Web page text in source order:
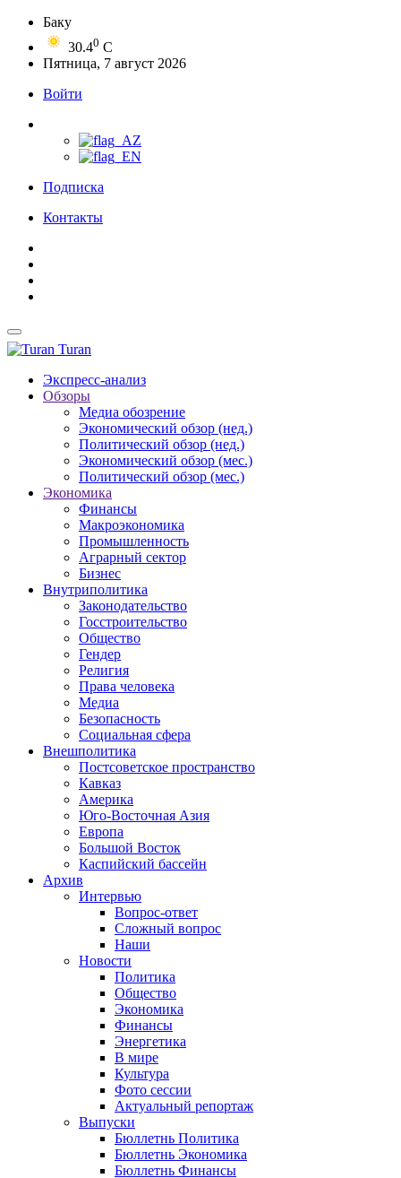
Баку
30.40 C
Пятница, 7 август 2026
Войти
Подписка
Контакты
Turan
Экспресс-анализ
Обзоры
Медиа обозрение
Экономический обзор (нед.)
Политический обзор (нед.)
Экономический обзор (мес.)
Политический обзор (мес.)
Экономика
Финансы
Макроэкономика
Промышленность
Аграрный сектор
Бизнес
Внутриполитика
Законодательство
Госстроительство
Общество
Гендер
Религия
Права человека
Медиа
Безопасность
Социальная сфера
Внешполитика
Постсоветское пространство
Кавказ
Америка
Юго-Восточная Азия
Европа
Большой Восток
Каспийский бассейн
Архив
Интервью
Вопрос-ответ
Сложный вопрос
Наши
Новости
Политика
Общество
Экономика
Финансы
Энергетика
В мире
Культура
Фото сессии
Актуальный репортаж
Выпуски
Бюллетнь Политика
Бюллетнь Экономика
Бюллетнь Финансы